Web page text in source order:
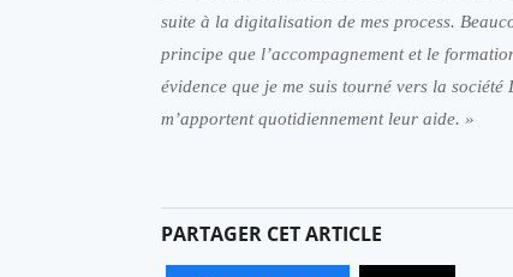
suite à la digitalisation de mes process.
principe que l’accompagnement et le
évidence que je me suis tourné vers la
m’apportent quotidiennement leur aide. »